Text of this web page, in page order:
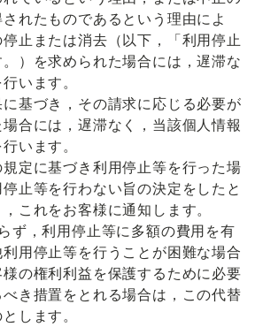
れたものであるという理由によ
止または消去（以下，「利用停止
）を求められた場合には，遅滞な
います。
基づき，その請求に応じる必要が
合には，遅滞なく，当該個人情報
います。
定に基づき利用停止等を行った場
止等を行わない旨の決定をしたと
これをお客様に通知します。
ず，利用停止等に多額の費用を有
用停止等を行うことが困難な場合
の権利利益を保護するために必要
き措置をとれる場合は，この代替
します。